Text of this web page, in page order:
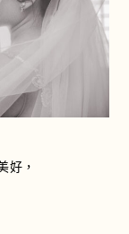
好，